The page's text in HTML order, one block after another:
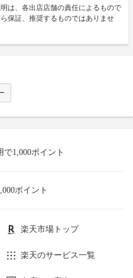
は、各出店店舗の責任によるもので
保証、推奨するものではありませ
1,000ポイント
ポイント
楽天市場トップ
楽天のサービス一覧